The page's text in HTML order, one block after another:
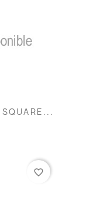
favorite_border